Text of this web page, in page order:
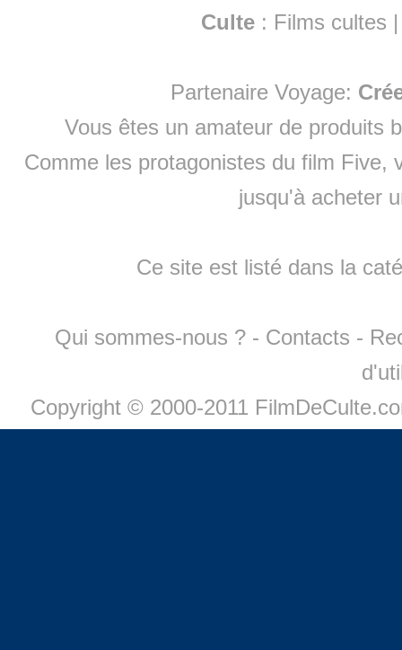
Culte : Films cultes
Partenaire Voyage:
Vous êtes un amateur de produits
Comme les protagonistes du film Five,
jusqu'à acheter
Ce site est listé dans la
Qui sommes-nous ? - Contacts -
Copyright © 2000-2011